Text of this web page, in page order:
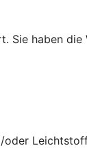
haben
oder